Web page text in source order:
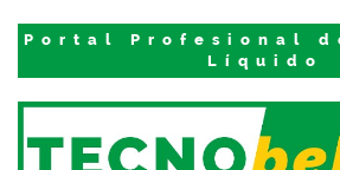
Portal Profesional
Líquido